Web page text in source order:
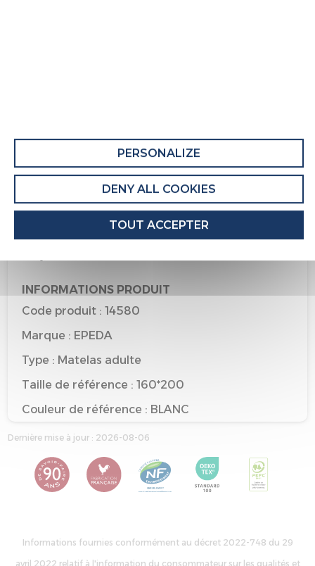
Recyclabilité du produit : Majoritairement
Recyclable
QUALITÉS ET CARACTÉRISTIQUES
Recyclabilité de l'emballage : Entièrement
INFORMATIONS PRODUIT
Code produit : 14580
Marque : EPEDA
Type : Matelas adulte
Taille de référence : 160*200
Couleur de référence : BLANC
Dernière mise à jour : 2026-08-06
Informations fournies conformément au décret 2022-748 du 29
avril 2022 relatif à l'information du consommateur sur les qualités et
PERSONALIZE
DENY ALL COOKIES
TOUT ACCEPTER